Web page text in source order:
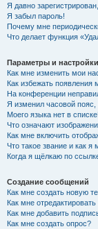
Я давно
Я забыл пароль!
Почему мне
Что делает функция
Параметры и
Как мне изменить мои
Как избежать появления
На конференции
Я изменил часовой
Моего языка нет в списке!
Что означают
Как мне включить
Что такое звание и как я
Когда я щёлкаю по
Создание сообщений
Как мне создать новую
Как мне
Как мне добавить
Как мне создать опрос?